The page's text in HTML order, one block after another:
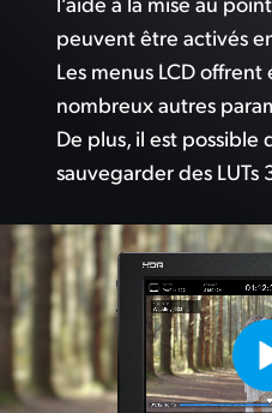
peuvent être activés
Les menus LCD
nombreux autres
De plus, il est possible
sauvegarder des LUTs